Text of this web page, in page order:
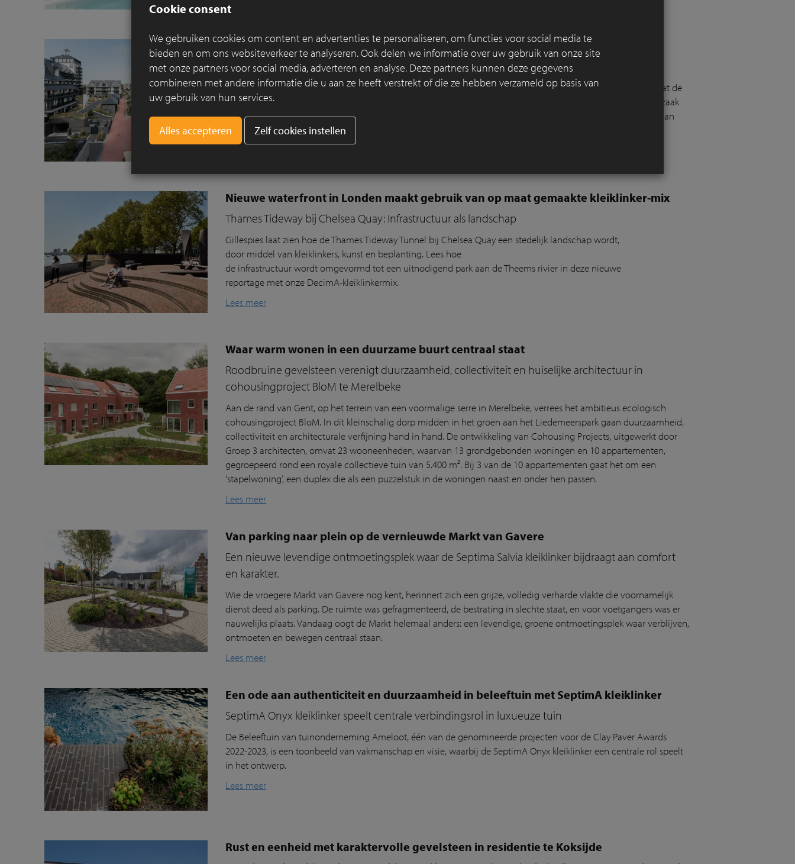
Kleiklinkers markeren kust en publieke ruimte in Cadzand-Bad
Hoe duurzame verharding mensen uitnodigt om te flaneren en te verblijven
Waar kustverdediging en publieke ruimte samenkomen, speelt materiaal een sleutelrol. Toen duidelijk werd dat de
badplaats Cadzand een zwakke schakel vormde in de bescherming tegen extreme stormen, groeide de noodzaak
tot ingrijpen. Voor OKRA lag daar meteen ook een bredere ambitie: hoe kan duurzame verharding bijdragen aan
een openbare ruimte die uitnodigt om te flaneren en te verblijven?
Nieuwe waterfront in Londen maakt gebruik van op maat gemaakte kleiklinker-mix
Thames Tideway bij Chelsea Quay: Infrastructuur als landschap
Gillespies laat zien hoe de ThamesTidewayTunnel bij Chelsea Quayeen stedelijk landschap wordt,
door middel van kleiklinkers, kunsten beplanting. Lees hoe
de infrastructuur wordt omgevormd toteen uitnodigend parkaan deTheems rivier in deze nieuwe
reportage metonze DecimA-kleiklinkermix.
Lees meer
Waar warm wonen in een duurzame buurt centraal staat
Roodbruine gevelsteen verenigt duurzaamheid, collectiviteit en huiselijke architectuur in
cohousingproject BloM te Merelbeke
Aan de rand van Gent, op het terrein van een voormalige serre in Merelbeke, verrees het ambitieus ecologisch
cohousingproject BloM. In dit kleinschalig dorp midden in het groen aan het Liedemeerspark gaan duurzaamheid,
collectiviteit en architecturale verfijning hand in hand. De ontwikkeling van Cohousing Projects, uitgewerkt door
Groep 3 architecten, omvat 23 wooneenheden, waarvan 13 grondgebonden woningen en 10 appartementen,
gegroepeerd rond een royale collectieve tuin van 5.400 m². Bij 3 van de 10 appartementen gaat het om een
‘stapelwoning’, een duplex die als een puzzelstuk in de woningen naast en onder hen passen.
Lees meer
Van parking naar plein op de vernieuwde Markt van Gavere
Een nieuwe levendige ontmoetingsplek waar de Septima Salvia kleiklinker bijdraagt aan comfort
en karakter.
Wie de vroegere Markt van Gavere nog kent, herinnert zich een grijze, volledig verharde vlakte die voornamelijk
dienst deed als parking. De ruimte was gefragmenteerd, de bestrating in slechte staat, en voor voetgangers was er
nauwelijks plaats. Vandaag oogt de Markt helemaal anders: een levendige, groene ontmoetingsplek waar verblijven,
ontmoeten en bewegen centraal staan.
Lees meer
Een ode aan authenticiteit en duurzaamheid in beleeftuin met SeptimA kleiklinker
SeptimA Onyx kleiklinker speelt centrale verbindingsrol in luxueuze tuin
De Beleeftuin van tuinonderneming Ameloot, één van de genomineerde projecten voor de Clay Paver Awards
2022-2023, is een toonbeeld van vakmanschap en visie, waarbij de SeptimA Onyx kleiklinker een centrale rol speelt
in het ontwerp.
Lees meer
Rust en eenheid met karaktervolle gevelsteen in residentie te Koksijde
Cookie consent
We gebruiken cookies om content en advertenties te personaliseren, om functies voor social media te
bieden en om ons websiteverkeer te analyseren. Ook delen we informatie over uw gebruik van onze site
met onze partners voor social media, adverteren en analyse. Deze partners kunnen deze gegevens
combineren met andere informatie die u aan ze heeft verstrekt of die ze hebben verzameld op basis van
uw gebruik van hun services.
Zelf cookies instellen